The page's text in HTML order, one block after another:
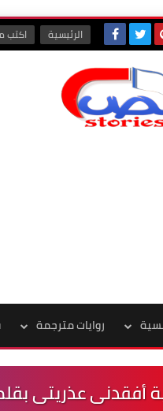
الرئيسية اكتب
روايات مترجمة
أفقدنى عذريتى